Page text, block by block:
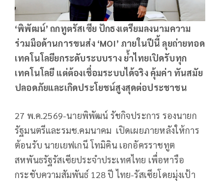
‘พิพัฒน์’ ถกทูตรัสเซีย ปักธงเตรียมลงนามความ
ร่วมมือด้านการขนส่ง ‘MOI’ ภายในปีนี้ ลุยถ่ายทอด
เทคโนโลยียกระดับระบบราง ย้ำไทยเปิดรับทุก
เทคโนโลยี แต่ต้องเชื่อมระบบได้จริง คุ้มค่า ทันสมัย
ปลอดภัยและเกิดประโยชน์สูงสุดต่อประชาชน
27 พ.ค.2569-นายพิพัฒน์ รัชกิจประการ รองนายก
รัฐมนตรีและรมช.คมนาคม เปิดเผยภายหลังให้การ
ต้อนรับ นายเยฟเกนี โทมิคิน เอกอัครราชทูต
สหพันธรัฐรัสเซียประจำประเทศไทย เพื่อหารือ
กระชับความสัมพันธ์ 128 ปี ไทย-รัสเซียโดยมุ่งเป้า